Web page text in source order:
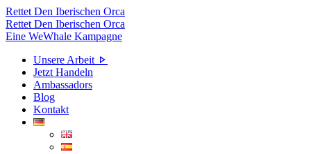
Skip
to
the
Rettet Den Iberischen Orca
Rettet Den Iberischen Orca
Eine WeWhale Kampagne
Unsere Arbeit
Jetzt Handeln
Ambassadors
Blog
Kontakt